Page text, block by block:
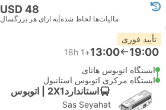
USD 48
مالیات‌ها لحاظ شده به ازای هر بزرگسال
تأیید فوری
19:00
13:00
+1
18h
ایستگاه اتوبوس هاتای
ایستگاه مرکزی اتوبوس استانبول
استاندارد2X1 | اتوبوس
Sas Seyahat